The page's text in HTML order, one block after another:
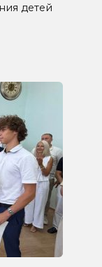
детей